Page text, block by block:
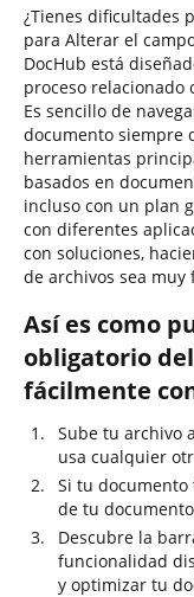
¿Tienes dificultades
para Alterar el
DocHub está
proceso relacionado
Es sencillo de
documento siempre
herramientas
basados en
incluso con un plan
con diferentes
con soluciones,
de archivos sea muy
Así es como
obligatorio
fácilmente
Sube tu archivo
usa cualquier
Si tu
de tu
Descubre la
funcionalidad
y optimizar tu